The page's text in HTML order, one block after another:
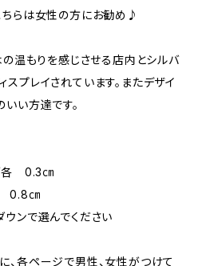
ちらは女性の方にお勧め♪
温もりを感じさせる店内とシルバ
プレイされています。またデザイ
い方達です。
各 0.3㎝
0.8㎝
ンで選んでください
、各ページで男性、女性がつけて